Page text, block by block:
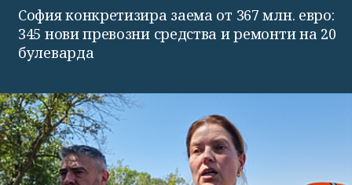
София конкретизира заема от 367 млн. евро:
345 нови превозни средства и ремонти на 20
булеварда